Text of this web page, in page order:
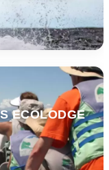
ECOLODGE